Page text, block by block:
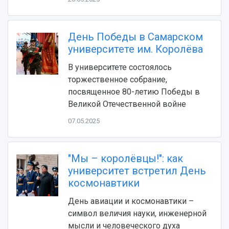
Кампус
3D-тур по университету
Музеи
Учебный аэродром
Центр истории авиационных двигателей
Ботанический сад
Умный дом бабочек
Международный межвузовский кампус
Сведения об образовательной организации
Официальные документы
Противодействие COVID-19
Журналы Самарского университета
Патенты
Публикации и издания
Отчеты о проведенных конференциях
День Победы в Самарском
университете им. Королёва
В университете состоялось
торжественное собрание,
посвященное 80-летию Победы в
Великой Отечественной войне
07.05.2025
"Мы – королёвцы!": как
университет встретил День
космонавтики
День авиации и космонавтики –
символ величия науки, инженерной
мысли и человеческого духа